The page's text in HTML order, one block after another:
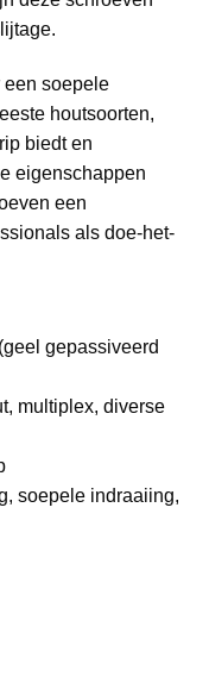
een soepele
houtsoorten,
biedt en
eigenschappen
een
als doe-het-
gepassiveerd
multiplex, diverse
soepele indraaiing,